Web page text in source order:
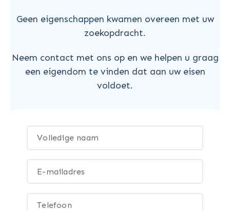
Geen eigenschappen kwamen overeen met uw
zoekopdracht.
Neem contact met ons op en we helpen u graag
een eigendom te vinden dat aan uw eisen
voldoet.